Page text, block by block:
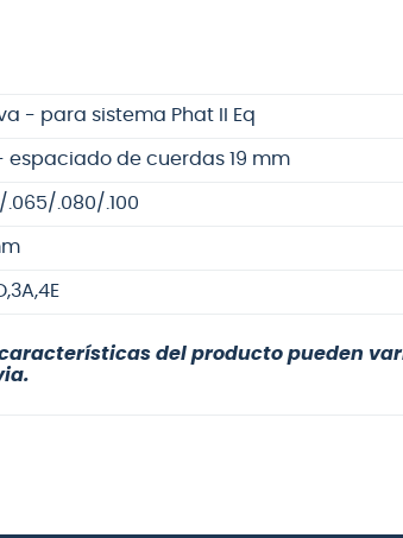
- para sistema Phat II Eq
- espaciado de cuerdas 19 mm
.065/.080/.100
del producto pueden